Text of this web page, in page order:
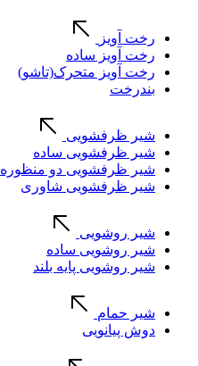
رخت آویز
رخت آویز ساده
رخت آویز متحرک(تاشو)
بندرخت
شیر ظرفشویی
شیر ظرفشویی ساده
شیر ظرفشویی دو منظوره
شیر ظرفشویی شاوری
شیر روشویی
شیر روشویی ساده
شیر روشویی پایه بلند
شیر حمام
دوش پیانویی